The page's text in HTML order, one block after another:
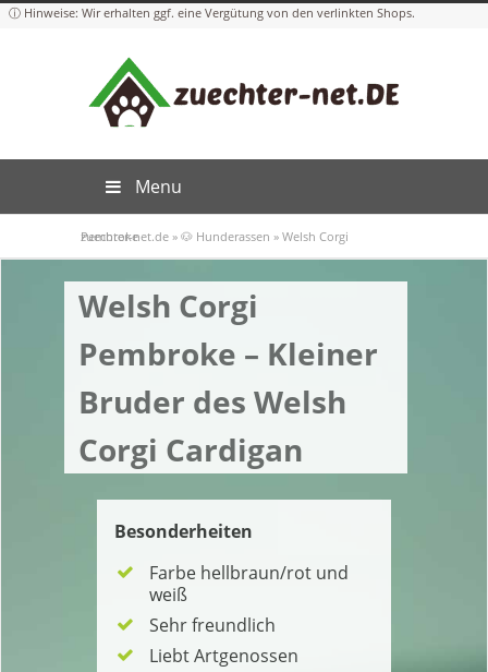
Menu
zuechter-net.de » 🐶 Hunderassen »
Welsh Corgi Pembroke
Welsh Corgi
Pembroke – Kleiner
Bruder des Welsh
Corgi Cardigan
Besonderheiten
Farbe hellbraun/rot und
weiß
Sehr freundlich
Liebt Artgenossen